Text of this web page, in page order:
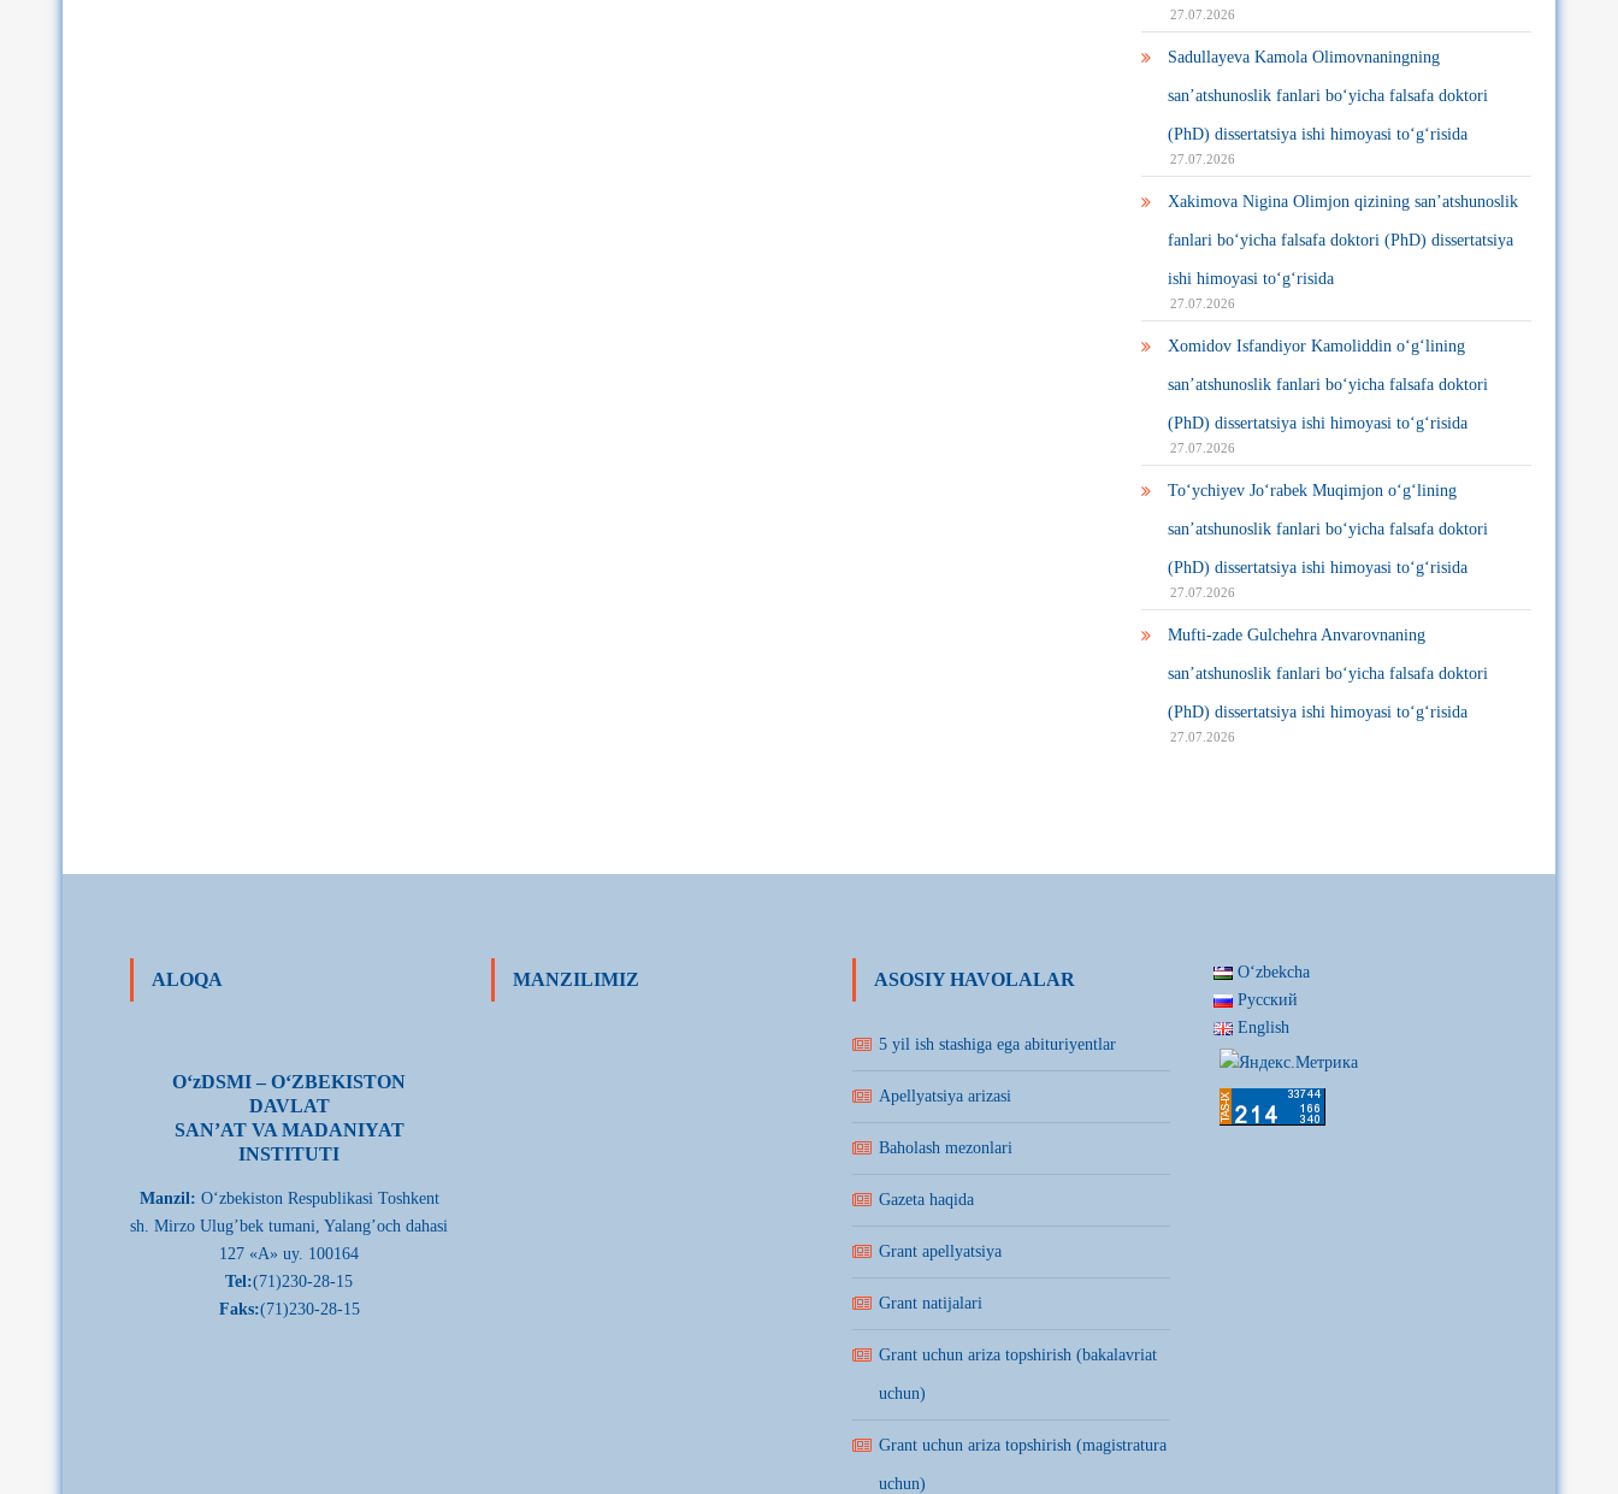
27.07.2026
Sadullayeva Kamola Olimovnaningning
san’atshunoslik fanlari bo‘yicha falsafa doktori
(PhD) dissertatsiya ishi himoyasi to‘g‘risida
27.07.2026
Xakimova Nigina Olimjon qizining san’atshunoslik
fanlari bo‘yicha falsafa doktori (PhD) dissertatsiya
ishi himoyasi to‘g‘risida
27.07.2026
Xomidov Isfandiyor Kamoliddin o‘g‘lining
san’atshunoslik fanlari bo‘yicha falsafa doktori
(PhD) dissertatsiya ishi himoyasi to‘g‘risida
27.07.2026
To‘ychiyev Jo‘rabek Muqimjon o‘g‘lining
san’atshunoslik fanlari bo‘yicha falsafa doktori
(PhD) dissertatsiya ishi himoyasi to‘g‘risida
27.07.2026
Mufti-zade Gulchehra Anvarovnaning
san’atshunoslik fanlari bo‘yicha falsafa doktori
(PhD) dissertatsiya ishi himoyasi to‘g‘risida
27.07.2026
ALOQA
О‘zDSMI – О‘ZBEKISTON
DAVLAT
SAN’AT VA MADANIYAT
INSTITUTI
Manzil: О‘zbekiston Respublikasi Toshkent
sh. Mirzo Ulug’bek tumani, Yalang’och dahasi
127 «A» uy. 100164
Tel:(71)230-28-15
Faks:(71)230-28-15
MANZILIMIZ ASOSIY HAVOLALAR
5 yil ish stashiga ega abituriyentlar
Apellyatsiya arizasi
Baholash mezonlari
Gazeta haqida
Grant apellyatsiya
Grant natijalari
Grant uchun ariza topshirish (bakalavriat
uchun)
Grant uchun ariza topshirish (magistratura
uchun)
Oʻzbekcha
Русский
English